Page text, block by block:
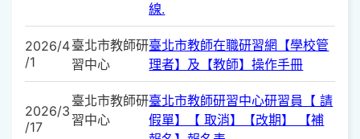
線.
2026/4
/1
臺北市教師研
習中心
臺北市教師在職研習網【學校管
理者】及【教師】操作手冊
2026/3
/17
臺北市教師研
習中心
臺北市教師研習中心研習員【 請
假單】【 取消】【改期】 【補